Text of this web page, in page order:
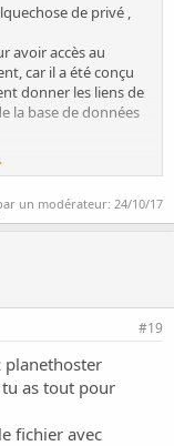
de privé ,
avoir accès au
car il a été conçu
donner les liens de
la base de données
pas c'est liée à
un modérateur: 24/10/17
#19
planethoster
as tout pour
fichier avec